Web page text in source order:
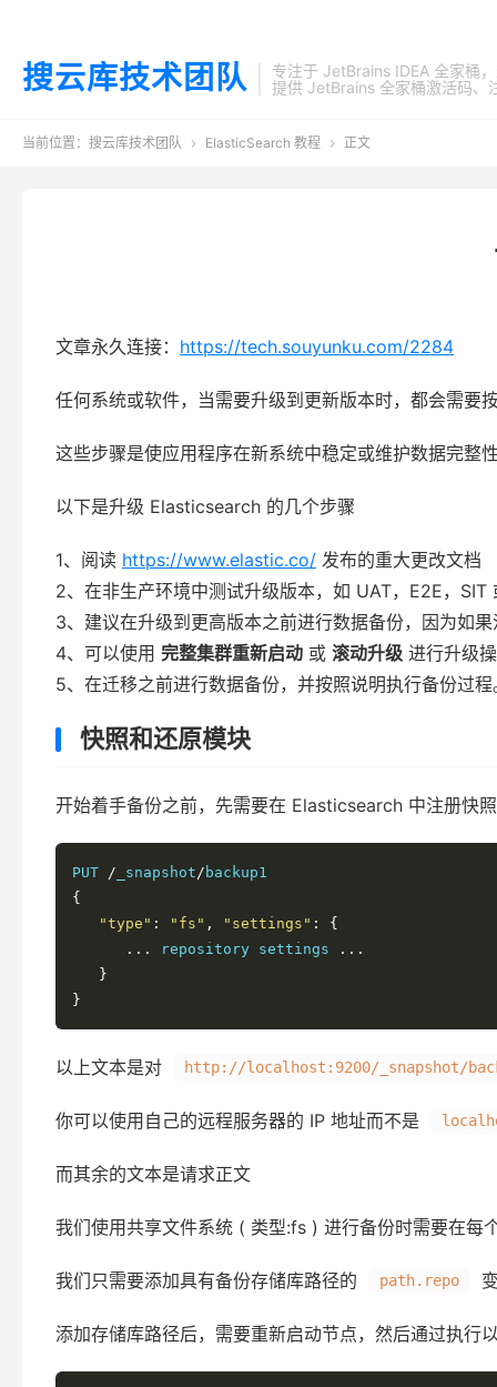
搜云库技术团队
专注于 JetBrains IDEA 全家桶
提供 JetBrains 全家桶激活码、
当前位置： 搜云库技术团队  ElasticSearch 教程  正文
文章永久连接： https://tech.souyunku.com/2284
任何系统或软件，当需要升级到更新版本时，都会需要
这些步骤是使应用程序在新系统中稳定或维护数据完整
以下是升级 Elasticsearch 的几个步骤
1、阅读 https://www.elastic.co/ 发布的重大更改文档
2、在非生产环境中测试升级版本，如 UAT，E2E，SIT
3、建议在升级到更高版本之前进行数据备份，因为如
4、可以使用 完整集群重新启动 或 滚动升级 进行升级
5、在迁移之前进行数据备份，并按照说明执行备份过
快照和还原模块
开始着手备份之前，先需要在 Elasticsearch 中注册快
PUT / _snapshot/
{
"type" : "fs" , "settings" :
{
...
repository settings
...
}
}
以上文本是对 http://localhost:9200/_snapshot/
你可以使用自己的远程服务器的 IP 地址而不是
而其余的文本是请求正文
我们使用共享文件系统 ( 类型:fs ) 进行备份时需要在每
我们只需要添加具有备份存储库路径的 path.repo
添加存储库路径后，需要重新启动节点，然后通过执行